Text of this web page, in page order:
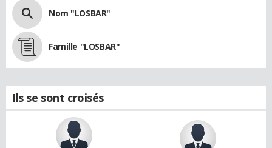
Nom "LOSBAR"
Famille "LOSBAR"
Ils se sont croisés